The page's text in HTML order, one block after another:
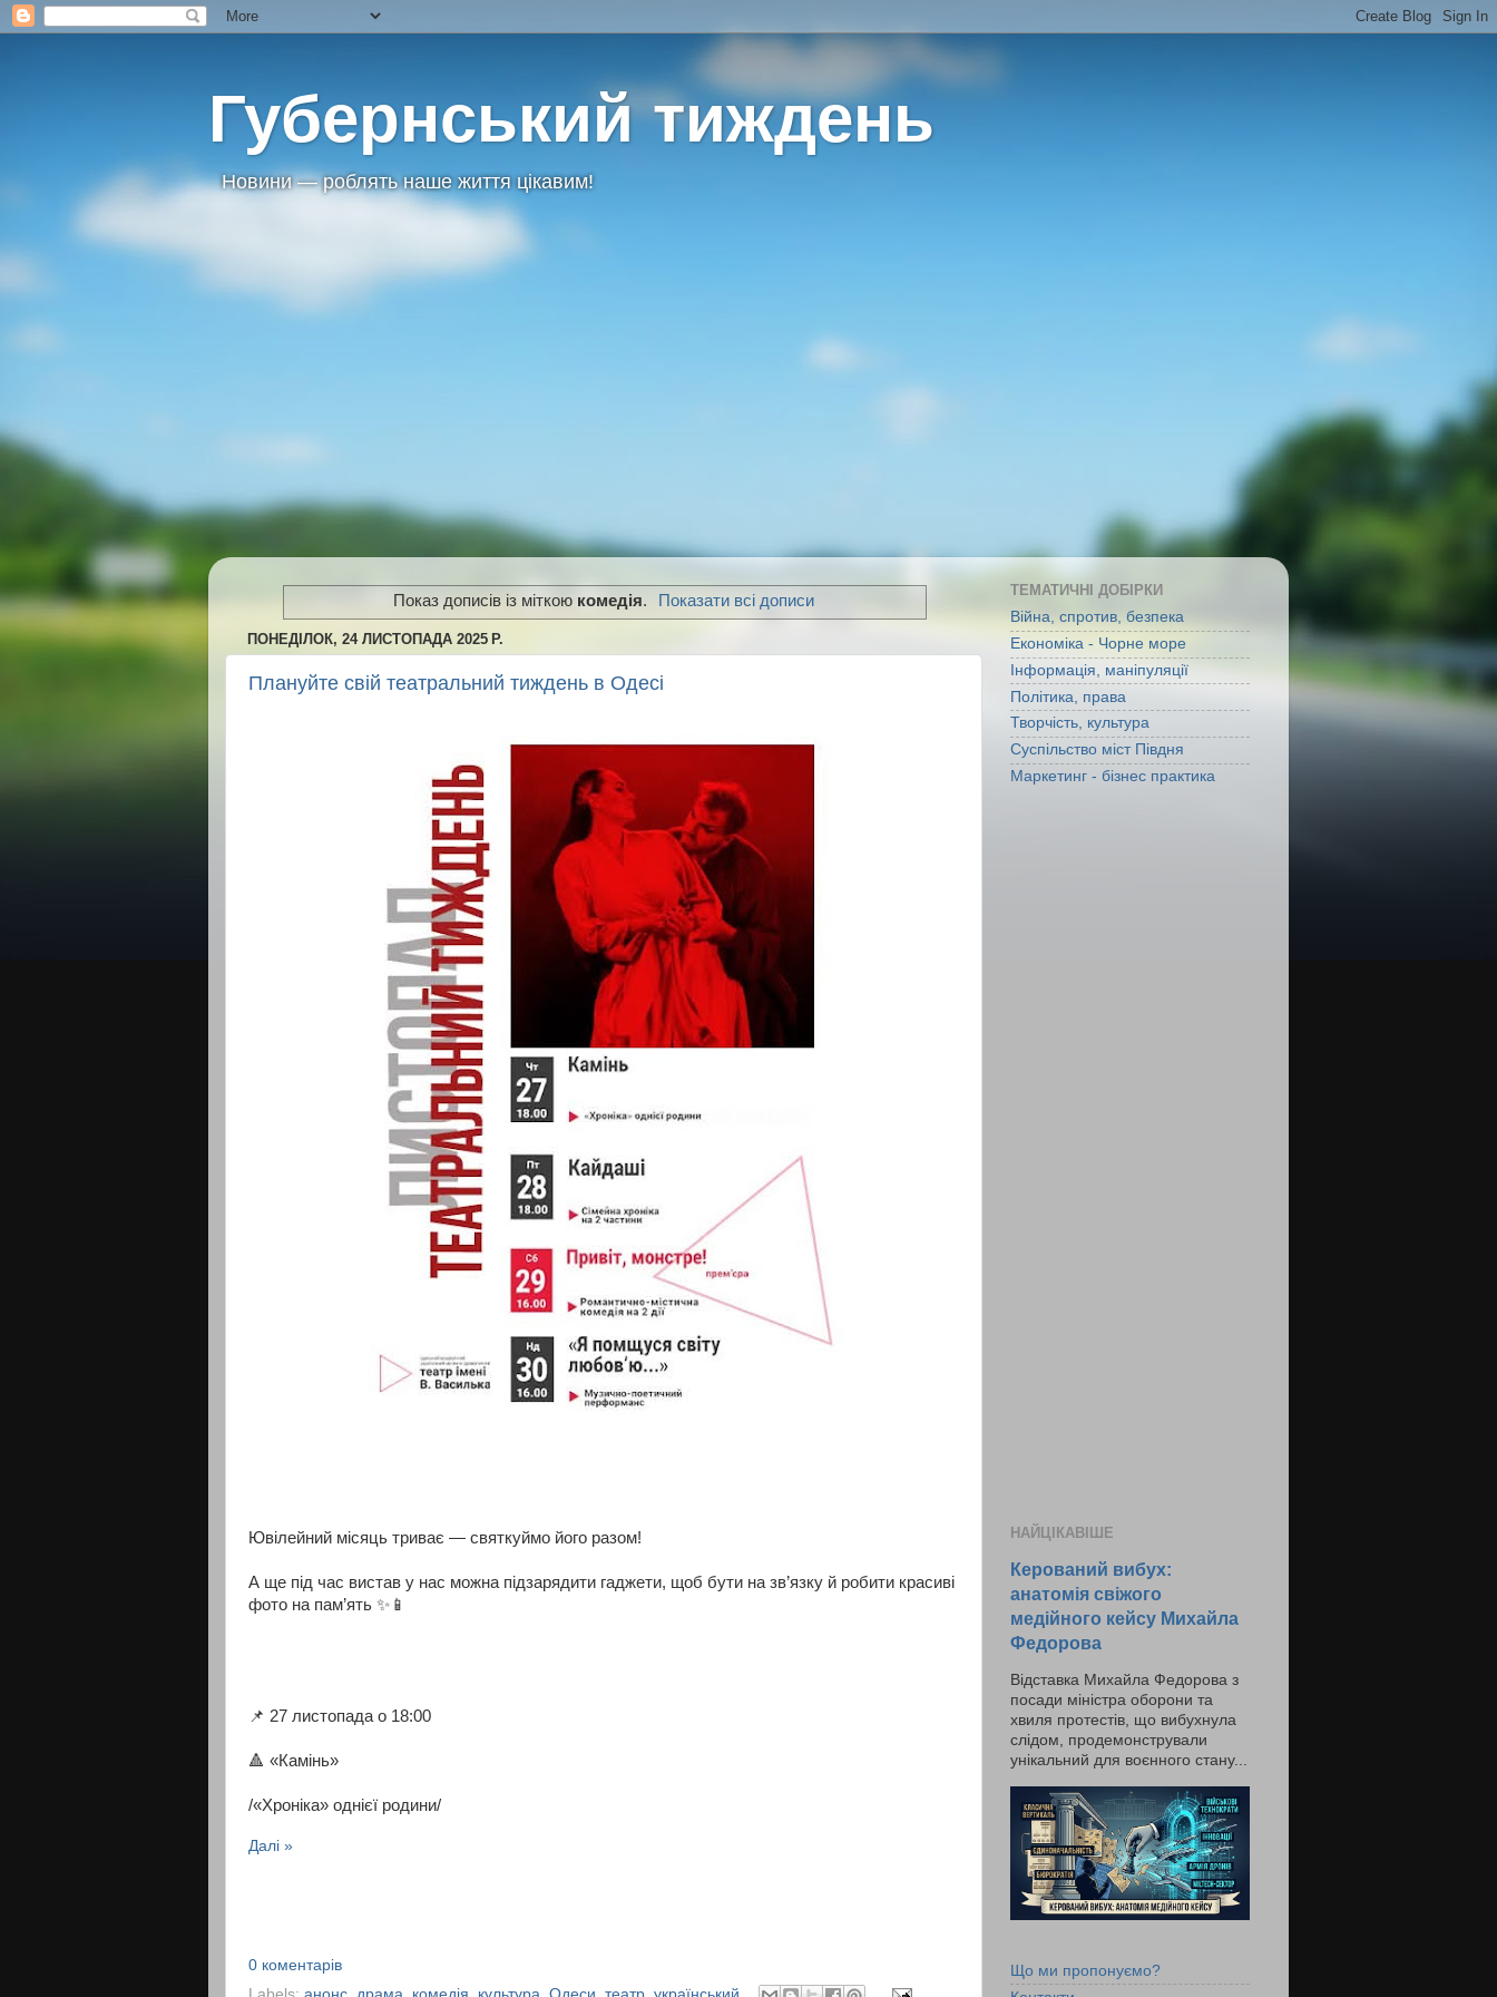
Губернський тиждень
Новини — роблять наше життя цікавим!
Показ дописів із міткою комедія. Показати всі дописи
ПОНЕДІЛОК, 24 ЛИСТОПАДА 2025 Р.
Плануйте свій театральний тиждень в Одесі
Ювілейний місяць триває — святкуймо його разом!
А ще під час вистав у нас можна підзарядити гаджети, щоб бути на зв’язку й робити красиві
фото на пам’ять ✨📱
📌 27 листопада о 18:00
🔺 «Камінь»
/«Хроніка» однієї родини/
Далі »
0 коментарів
ТЕМАТИЧНІ ДОБІРКИ
Війна, спротив, безпека
Економіка - Чорне море
Інформація, маніпуляції
Політика, права
Творчість, культура
Суспільство міст Півдня
Маркетинг - бізнес практика
НАЙЦІКАВІШЕ
Керований вибух:
анатомія свіжого
медійного кейсу Михайла
Федорова
Відставка Михайла Федорова з
посади міністра оборони та
хвиля протестів, що вибухнула
слідом, продемонстрували
унікальний для воєнного стану...
Що ми пропонуємо?